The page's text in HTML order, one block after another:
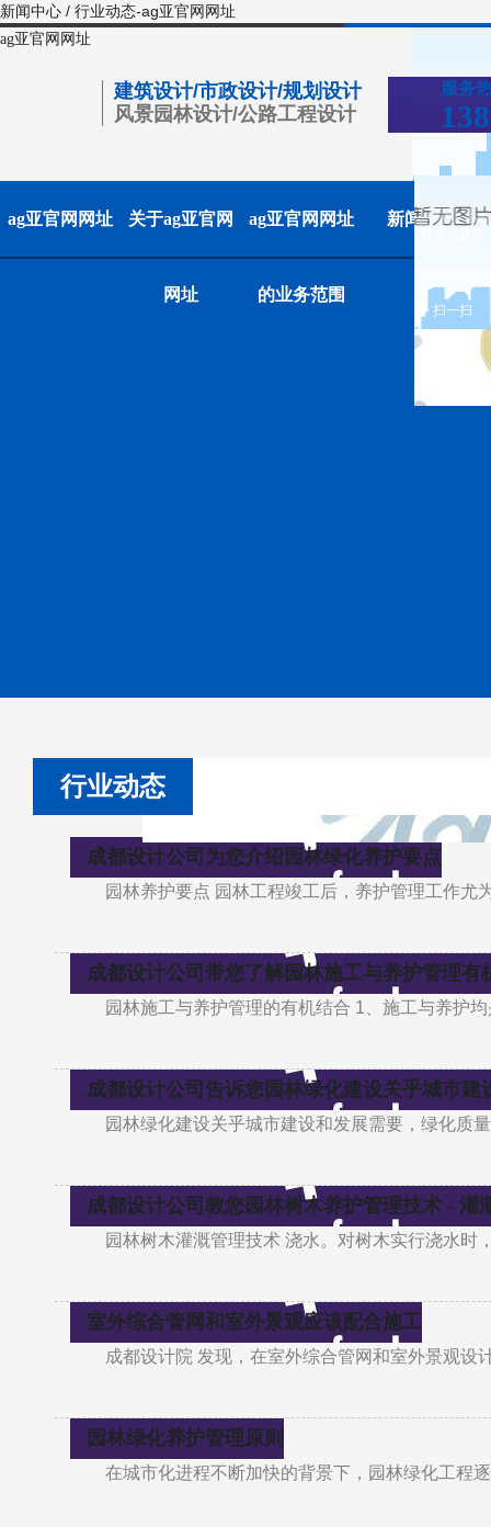
新闻中心 / 行业动态-ag亚官网网址
ag亚官网网址
建筑设计/市政设计/规划设计
风景园林设计/公路工程设计
服务
ag亚官网网址 关于ag亚官网
网址
ag亚官网网址
的业务范围
新闻中心
行业动态
成都设计公司为您介绍园林绿化养护要点
园林养护要点 园林工程竣工后，养护管理工作
成都设计公司带您了解园林施工与养护管理有
园林施工与养护管理的有机结合 1、施工与养护
成都设计公司告诉您园林绿化建设关乎城市建
园林绿化建设关乎城市建设和发展需要，绿化质
成都设计公司教您园林树木养护管理技术 - 灌
园林树木灌溉管理技术 浇水。对树木实行浇水
室外综合管网和室外景观应该配合施工
成都设计院 发现，在室外综合管网和室外景观
园林绿化养护管理原则
在城市化进程不断加快的背景下，园林绿化工程
扫一扫